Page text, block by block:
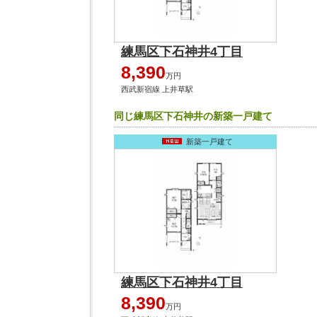
練馬区下石神井4丁目
8,390万円
西武新宿線 上井草駅
同じ練馬区下石神井の新築一戸建て
新築一戸建て
練馬区下石神井4丁目
8,390万円